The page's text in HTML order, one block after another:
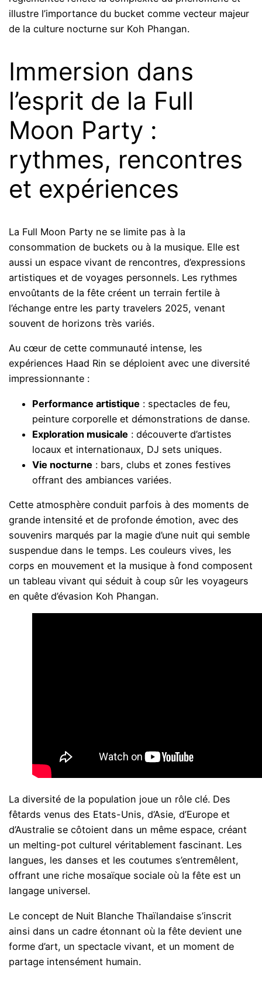
illustre l’importance du bucket comme vecteur majeur
de la culture nocturne sur Koh Phangan.
Immersion dans
l’esprit de la Full
Moon Party :
rythmes, rencontres
et expériences
La Full Moon Party ne se limite pas à la
consommation de buckets ou à la musique. Elle est
aussi un espace vivant de rencontres, d’expressions
artistiques et de voyages personnels. Les rythmes
envoûtants de la fête créent un terrain fertile à
l’échange entre les party travelers 2025, venant
souvent de horizons très variés.
Au cœur de cette communauté intense, les
expériences Haad Rin se déploient avec une diversité
impressionnante :
Performance artistique : spectacles de feu,
peinture corporelle et démonstrations de danse.
Exploration musicale : découverte d’artistes
locaux et internationaux, DJ sets uniques.
Vie nocturne : bars, clubs et zones festives
offrant des ambiances variées.
Cette atmosphère conduit parfois à des moments de
grande intensité et de profonde émotion, avec des
souvenirs marqués par la magie d’une nuit qui semble
suspendue dans le temps. Les couleurs vives, les
corps en mouvement et la musique à fond composent
un tableau vivant qui séduit à coup sûr les voyageurs
en quête d’évasion Koh Phangan.
La diversité de la population joue un rôle clé. Des
fêtards venus des Etats-Unis, d’Asie, d’Europe et
d’Australie se côtoient dans un même espace, créant
un melting-pot culturel véritablement fascinant. Les
langues, les danses et les coutumes s’entremêlent,
offrant une riche mosaïque sociale où la fête est un
langage universel.
Le concept de Nuit Blanche Thaïlandaise s’inscrit
ainsi dans un cadre étonnant où la fête devient une
forme d’art, un spectacle vivant, et un moment de
partage intensément humain.